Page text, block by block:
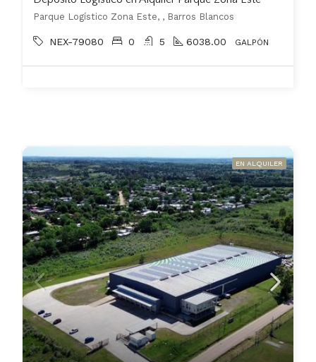
Parque Logístico Zona Este, , Barros Blancos
NEX-79080 0 5 6038.00 GALPÓN
EN ALQUILER